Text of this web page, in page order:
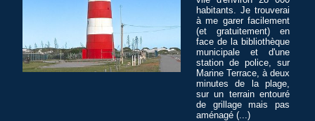
habitants. Je trouverai
à me garer facilement
(et gratuitement) en
face de la bibliothèque
municipale et d'une
station de police, sur
Marine Terrace, à deux
minutes de la plage,
sur un terrain entouré
de grillage mais pas
aménagé (...)